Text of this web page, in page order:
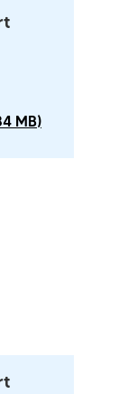
MB)